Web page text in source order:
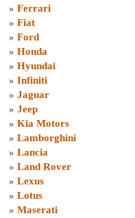
» Ferrari
» Fiat
» Ford
» Honda
» Hyundai
» Infiniti
» Jaguar
» Jeep
» Kia Motors
» Lamborghini
» Lancia
» Land Rover
» Lexus
» Lotus
» Maserati